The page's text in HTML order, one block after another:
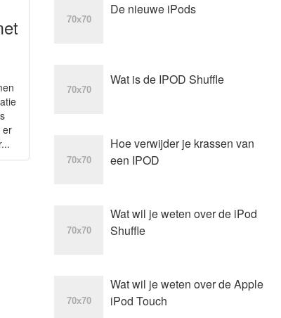
er
De nieuwe iPods
Wat is de IPOD Shuffle
Hoe verwijder je krassen van
een IPOD
Wat wil je weten over de iPod
Shuffle
Wat wil je weten over de Apple
iPod Touch